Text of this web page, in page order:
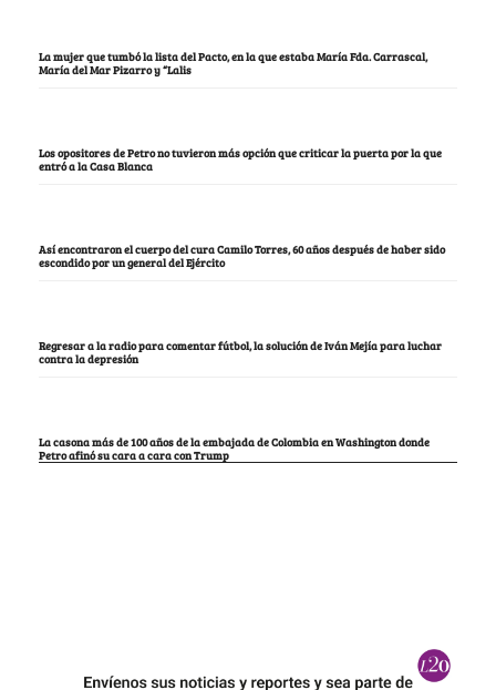
La mujer que tumbó la lista del Pacto, en la que estaba María Fda. Carrascal,
María del Mar Pizarro y “Lalis
Los opositores de Petro no tuvieron más opción que criticar la puerta por la que
entró a la Casa Blanca
Así encontraron el cuerpo del cura Camilo Torres, 60 años después de haber sido
escondido por un general del Ejército
Regresar a la radio para comentar fútbol, la solución de Iván Mejía para luchar
contra la depresión
La casona más de 100 años de la embajada de Colombia en Washington donde
Petro afinó su cara a cara con Trump